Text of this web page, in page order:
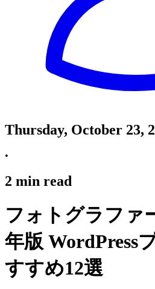
Thursday, October 23,
•
2 min read
フォトグラファ
年版 WordPress
すすめ12選